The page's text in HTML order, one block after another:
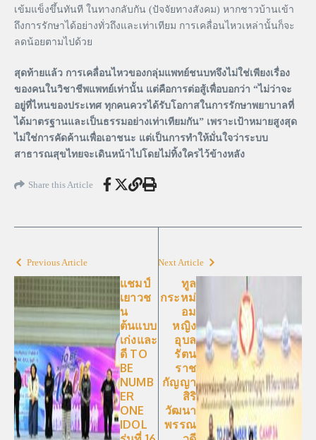
เข้มแข็งขึ้นทันที ในทางกลับกัน (ปัจจัยทางสังคม) หากชาวบ้านเข้า
ถึงการรักษาได้อย่างทั่วถึงและเท่าเทียม การเคลื่อนไหวเหล่านั้นก็จะ
ลดน้อยตามไปด้วย
สุดท้ายแล้ว การเคลื่อนไหวของกลุ่มแพทย์ชนบทจึงไม่ใช่เพียงเรื่อง
ของคนในวิชาชีพแพทย์เท่านั้น แต่คือการต่อสู้เพื่อบอกว่า “ไม่ว่าจะ
อยู่ที่ไหนของประเทศ ทุกคนควรได้รับโอกาสในการรักษาพยาบาลที่
ได้มาตรฐานและเป็นธรรมอย่างเท่าเทียมกัน” เพราะเป้าหมายสูงสุด
ไม่ใช่การคัดค้านเพื่อเอาชนะ แต่เป็นการทำให้มั่นใจว่าระบบ
สาธารณสุขไทยจะเดินหน้าไปโดยไม่ทิ้งใครไว้ข้างหลัง
Share this Article
Previous Article
แชมป์
เยาวช
น
ต้นแบบ
เก่งและ
ดี TO
BE
NUMB
ER
ONE
IDOL
Next Article
ทูล
กระหม่
อม
หญิง
อุบล
รัตน
ราช
กัญญา
สิริ
วัฒนา
พรรณ